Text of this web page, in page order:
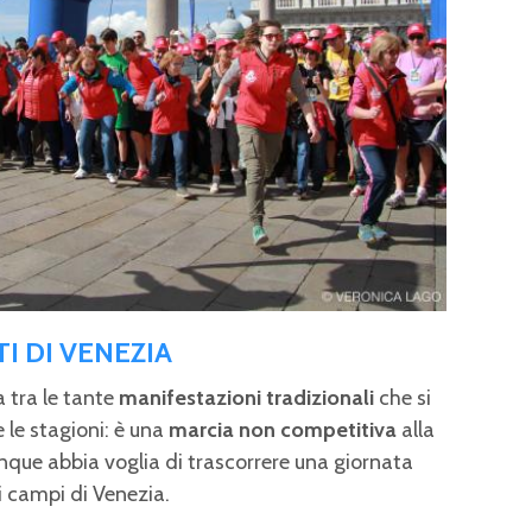
DI VENEZIA
tra le tante manifestazioni tradizionali che si
stagioni: è una marcia non competitiva alla
abbia voglia di trascorrere una giornata
di Venezia.